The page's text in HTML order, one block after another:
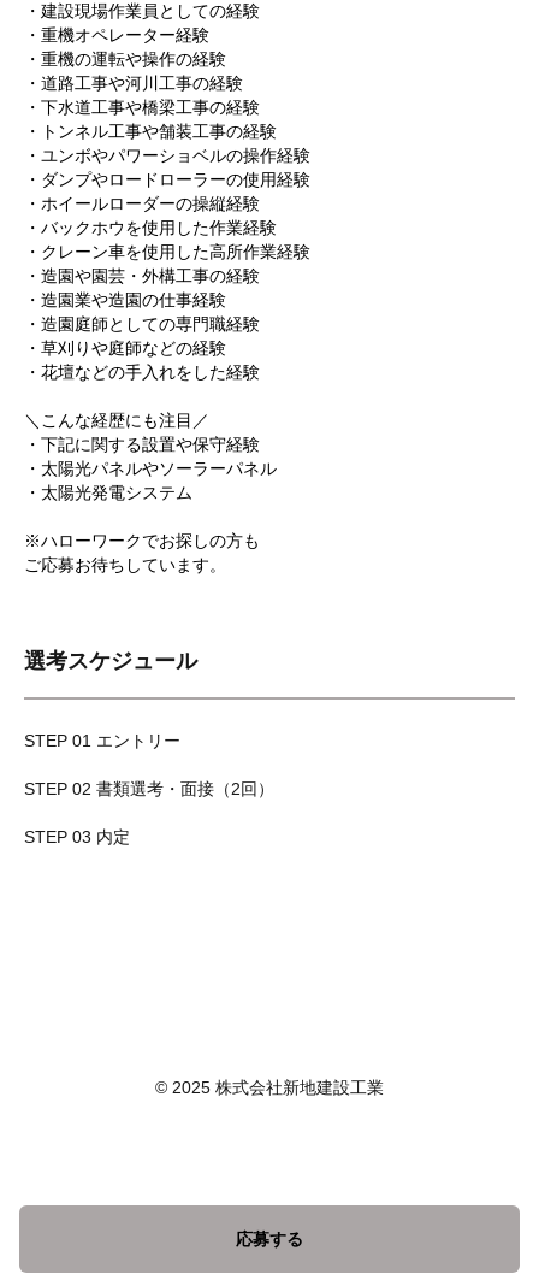
応募する
・建設現場作業員としての経験
・重機オペレーター経験
・重機の運転や操作の経験
・道路工事や河川工事の経験
・下水道工事や橋梁工事の経験
・トンネル工事や舗装工事の経験
・ユンボやパワーショベルの操作経験
・ダンプやロードローラーの使用経験
・ホイールローダーの操縦経験
・バックホウを使用した作業経験
・クレーン車を使用した高所作業経験
・造園や園芸・外構工事の経験
・造園業や造園の仕事経験
・造園庭師としての専門職経験
・草刈りや庭師などの経験
・花壇などの手入れをした経験
＼こんな経歴にも注目／
・下記に関する設置や保守経験
・太陽光パネルやソーラーパネル
・太陽光発電システム
※ハローワークでお探しの方も
ご応募お待ちしています。
選考スケジュール
STEP 01 エントリー
STEP 02 書類選考・面接（2回）
STEP 03 内定
© 2025 株式会社新地建設工業